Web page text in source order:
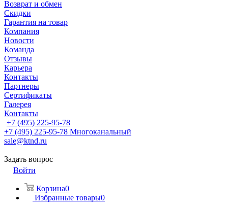
Возврат и обмен
Скидки
Гарантия на товар
Компания
Новости
Команда
Отзывы
Карьера
Контакты
Партнеры
Сертификаты
Галерея
Контакты
+7 (495) 225-95-78
+7 (495) 225-95-78 Многоканальный
sale@ktnd.ru
Задать вопрос
Войти
Корзина0
Избранные товары0